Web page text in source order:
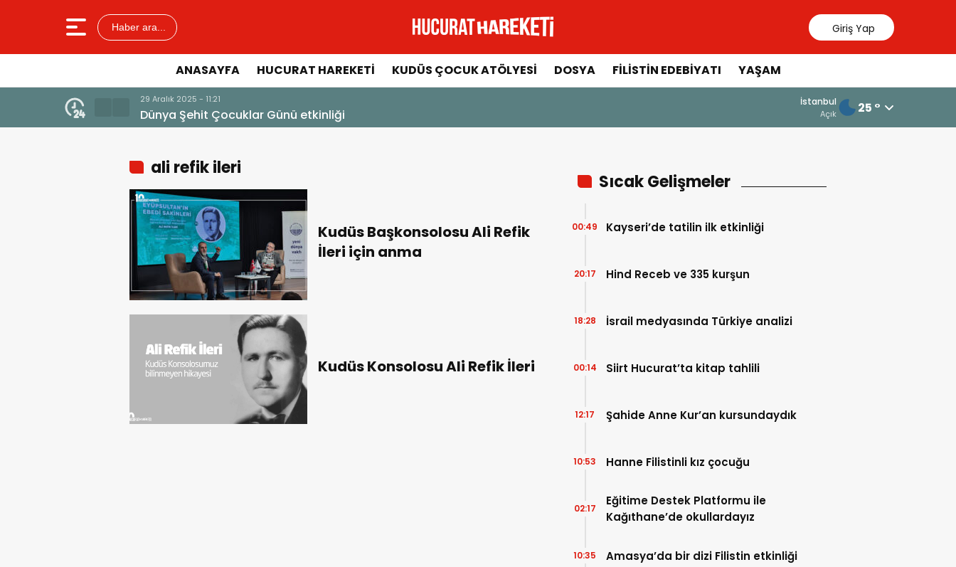
Haber ara... Giriş Yap
ANASAYFA HUCURAT HAREKETI KUDÜS ÇOCUK ATÖLYESI DOSYA FILISTIN EDEBIYATI YAŞAM
İstanbul
Açık 25 °
ali refik ileri
Kudüs Başkonsolosu Ali Refik
İleri için anma
Kudüs Konsolosu Ali Refik İleri
Sıcak Gelişmeler
Kayseri’de tatilin ilk etkinliği
00:49
Hind Receb ve 335 kurşun
20:17
İsrail medyasında Türkiye analizi
18:28
Siirt Hucurat’ta kitap tahlili
00:14
Şahide Anne Kur’an kursundaydık
12:17
Hanne Filistinli kız çocuğu
10:53
Eğitime Destek Platformu ile
Kağıthane’de okullardayız
02:17
Amasya’da bir dizi Filistin etkinliği
10:35